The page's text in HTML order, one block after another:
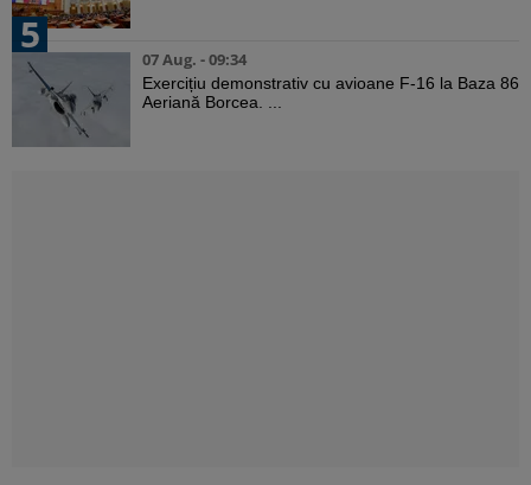
5
07 Aug. - 09:34
Exercițiu demonstrativ cu avioane F-16 la Baza 86
Aeriană Borcea. ...